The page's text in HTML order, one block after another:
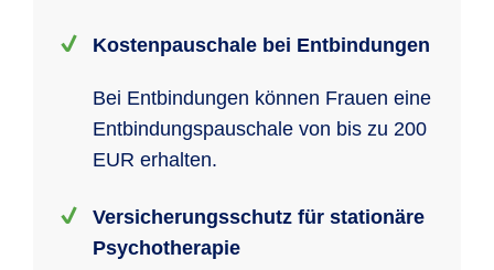
Kostenpauschale bei Entbindungen
Bei Entbindungen können Frauen eine
Entbindungspauschale von bis zu 200
EUR erhalten.
Versicherungsschutz für stationäre
Psychotherapie